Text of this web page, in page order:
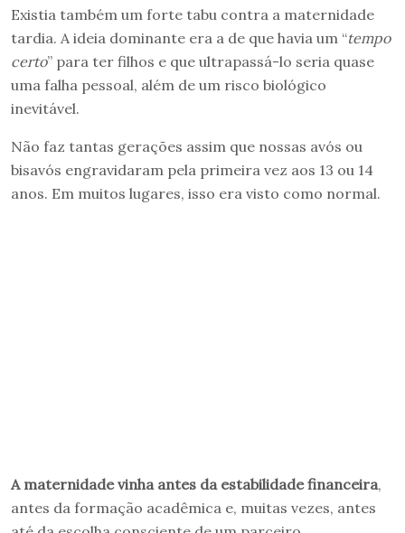
Existia também um forte tabu contra a maternidade
tardia. A ideia dominante era a de que havia um “tempo
certo” para ter filhos e que ultrapassá-lo seria quase
uma falha pessoal, além de um risco biológico
inevitável.
Não faz tantas gerações assim que nossas avós ou
bisavós engravidaram pela primeira vez aos 13 ou 14
anos. Em muitos lugares, isso era visto como normal.
A maternidade vinha antes da estabilidade financeira,
antes da formação acadêmica e, muitas vezes, antes